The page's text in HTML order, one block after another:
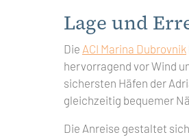
Lage und
Die ACI Marina Dubrovnik
hervorragend vor Wind
sichersten Häfen der
gleichzeitig bequemer
Die Anreise gestaltet